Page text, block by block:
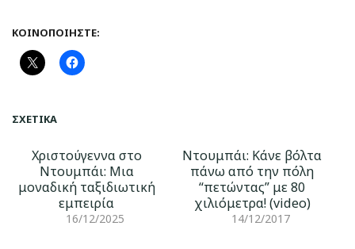
ΚΟΙΝΟΠΟΙΉΣΤΕ:
ΣΧΕΤΙΚΆ
Χριστούγεννα στο
Ντουμπάι: Μια
μοναδική ταξιδιωτική
εμπειρία
16/12/2025
Ντουμπάι: Κάνε βόλτα
πάνω από την πόλη
“πετώντας” με 80
χιλιόμετρα! (video)
14/12/2017